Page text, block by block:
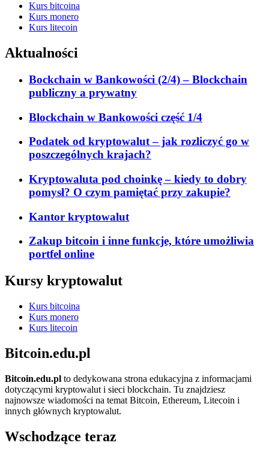
Kurs bitcoina
Kurs monero
Kurs litecoin
Aktualności
Bockchain w Bankowości (2/4) – Blockchain
publiczny a prywatny
Blockchain w Bankowości część 1/4
Podatek od kryptowalut – jak rozliczyć go w
poszczególnych krajach?
Kryptowaluta pod choinkę – kiedy to dobry
pomysł? O czym pamiętać przy zakupie?
Kantor kryptowalut
Zakup bitcoin i inne funkcje, które umożliwia
portfel online
Kursy kryptowalut
Kurs bitcoina
Kurs monero
Kurs litecoin
Bitcoin.edu.pl
Bitcoin.edu.pl to dedykowana strona edukacyjna z informacjami
dotyczącymi kryptowalut i sieci blockchain. Tu znajdziesz
najnowsze wiadomości na temat Bitcoin, Ethereum, Litecoin i
innych głównych kryptowalut.
Wschodzące teraz